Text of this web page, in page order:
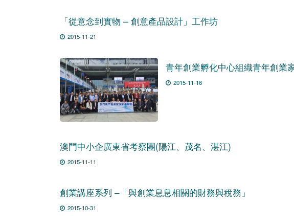
「從意念到實物 – 創意產品設計」工作坊
2015-11-21
青年創業孵化中心組織青年創業
2015-11-16
澳門中小企廣東省考察團(陽江、茂名、湛江)
2015-11-11
創業講座系列 –「與創業息息相關的財務與稅務」
2015-10-31